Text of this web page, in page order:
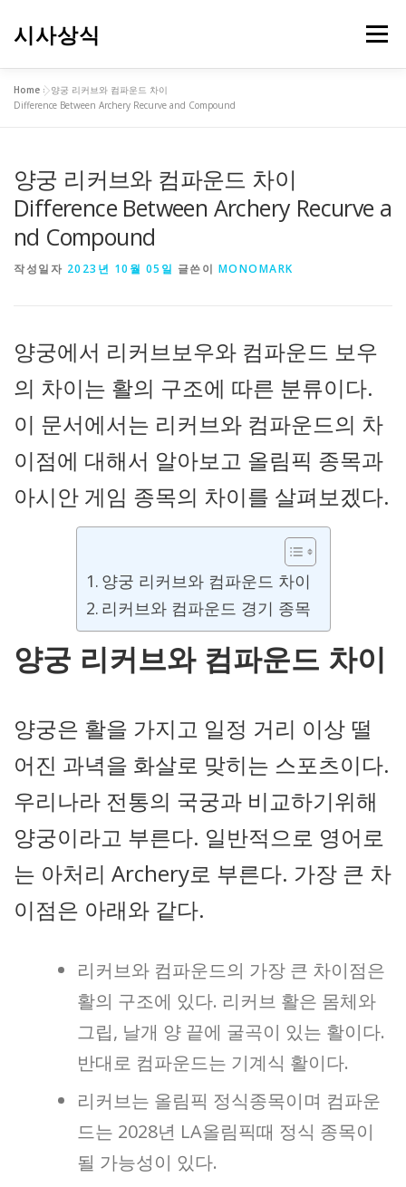
시사상식 메뉴
Home »양궁 리커브와 컴파운드 차이
Difference Between Archery Recurve and Compound
양궁 리커브와 컴파운드 차이
Difference Between Archery Recurve a
nd Compound
작성일자 2023년 10월 05일 글쓴이 MONOMARK
양궁에서 리커브보우와 컴파운드 보우
의 차이는 활의 구조에 따른 분류이다.
이 문서에서는 리커브와 컴파운드의 차
이점에 대해서 알아보고 올림픽 종목과
아시안 게임 종목의 차이를 살펴보겠다.
양궁 리커브와 컴파운드 차이
리커브와 컴파운드 경기 종목
양궁 리커브와 컴파운드 차이
양궁은 활을 가지고 일정 거리 이상 떨
어진 과녁을 화살로 맞히는 스포츠이다.
우리나라 전통의 국궁과 비교하기위해
양궁이라고 부른다. 일반적으로 영어로
는 아처리 Archery로 부른다. 가장 큰 차
이점은 아래와 같다.
리커브와 컴파운드의 가장 큰 차이점은
활의 구조에 있다. 리커브 활은 몸체와
그립, 날개 양 끝에 굴곡이 있는 활이다.
반대로 컴파운드는 기계식 활이다.
리커브는 올림픽 정식종목이며 컴파운
드는 2028년 LA올림픽때 정식 종목이
될 가능성이 있다.